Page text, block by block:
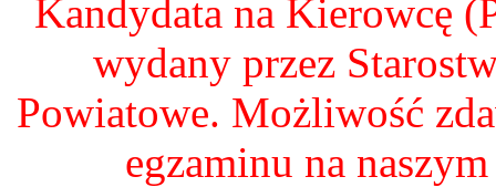
Kandydata na Kierowcę
wydany przez
Powiatowe. Możliwość
egzaminu na naszym